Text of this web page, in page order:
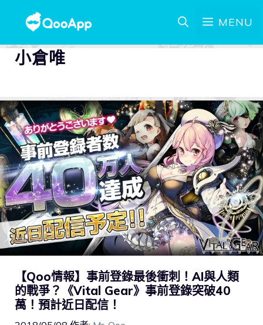
MENU
小倉唯
【Qoo情報】事前登錄最後衝刺！AI與人類
的戰爭？《Vital Gear》事前登錄突破40
萬！預計近日配信！